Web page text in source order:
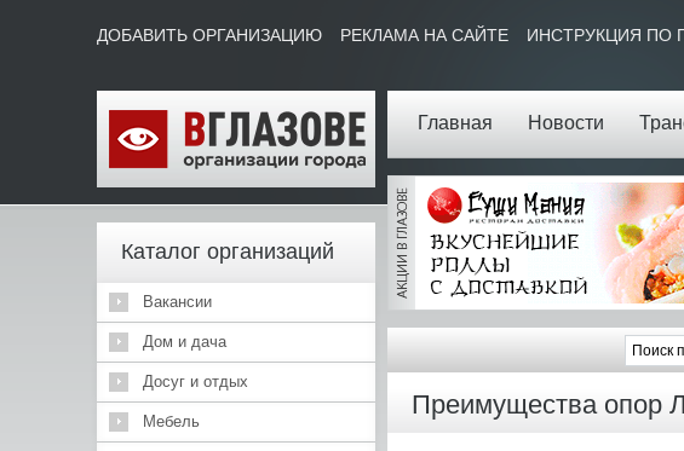
Главная Новости
ДОБАВИТЬ ОРГАНИЗАЦИЮ РЕКЛАМА НА САЙТЕ ИНСТРУКЦИЯ ПО
Каталог организаций
Вакансии
Дом и дача
Досуг и отдых
Мебель
Преимущества опор